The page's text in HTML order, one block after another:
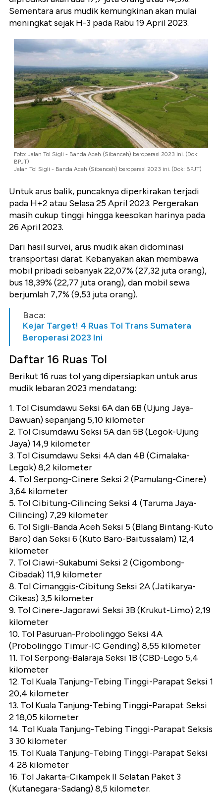
Sementara arus mudik kemungkinan akan mulai
meningkat sejak H-3 pada Rabu 19 April 2023.
Foto: Jalan Tol Sigli - Banda Aceh (Sibanceh) beroperasi 2023 ini. (Dok:
BPJT)
Jalan Tol Sigli - Banda Aceh (Sibanceh) beroperasi 2023 ini. (Dok: BPJT)
Untuk arus balik, puncaknya diperkirakan terjadi
pada H+2 atau Selasa 25 April 2023. Pergerakan
masih cukup tinggi hingga keesokan harinya pada
26 April 2023.
Dari hasil survei, arus mudik akan didominasi
transportasi darat. Kebanyakan akan membawa
mobil pribadi sebanyak 22,07% (27,32 juta orang),
bus 18,39% (22,77 juta orang), dan mobil sewa
berjumlah 7,7% (9,53 juta orang).
Baca:
Kejar Target! 4 Ruas Tol Trans Sumatera
Beroperasi 2023 Ini
Daftar 16 Ruas Tol
Berikut 16 ruas tol yang dipersiapkan untuk arus
mudik lebaran 2023 mendatang:
1. Tol Cisumdawu Seksi 6A dan 6B (Ujung Jaya-
Dawuan) sepanjang 5,10 kilometer
2. Tol Cisumdawu Seksi 5A dan 5B (Legok-Ujung
Jaya) 14,9 kilometer
3. Tol Cisumdawu Seksi 4A dan 4B (Cimalaka-
Legok) 8,2 kilometer
4. Tol Serpong-Cinere Seksi 2 (Pamulang-Cinere)
3,64 kilometer
5. Tol Cibitung-Cilincing Seksi 4 (Taruma Jaya-
Cilincing) 7,29 kilometer
6. Tol Sigli-Banda Aceh Seksi 5 (Blang Bintang-Kuto
Baro) dan Seksi 6 (Kuto Baro-Baitussalam) 12,4
kilometer
7. Tol Ciawi-Sukabumi Seksi 2 (Cigombong-
Cibadak) 11,9 kilometer
8. Tol Cimanggis-Cibitung Seksi 2A (Jatikarya-
Cikeas) 3,5 kilometer
9. Tol Cinere-Jagorawi Seksi 3B (Krukut-Limo) 2,19
kilometer
10. Tol Pasuruan-Probolinggo Seksi 4A
(Probolinggo Timur-IC Gending) 8,55 kilometer
11. Tol Serpong-Balaraja Seksi 1B (CBD-Lego 5,4
kilometer
12. Tol Kuala Tanjung-Tebing Tinggi-Parapat Seksi 1
20,4 kilometer
13. Tol Kuala Tanjung-Tebing Tinggi-Parapat Seksi
2 18,05 kilometer
14. Tol Kuala Tanjung-Tebing Tinggi-Parapat Seksis
3 30 kilometer
15. Tol Kuala Tanjung-Tebing Tinggi-Parapat Seksi
4 28 kilometer
16. Tol Jakarta-Cikampek II Selatan Paket 3
(Kutanegara-Sadang) 8,5 kilometer.